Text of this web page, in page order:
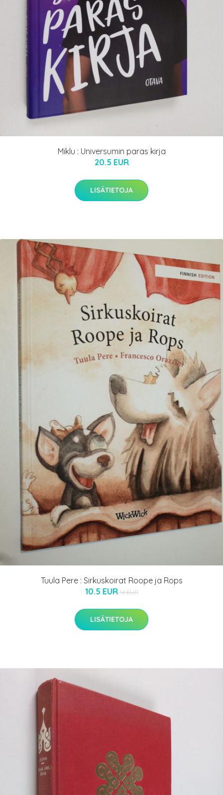
Miklu : Universumin paras kirja
20.5 EUR
LISÄTIETOJA
Tuula Pere : Sirkuskoirat Roope ja Rops
10.5 EUR 14 EUR
LISÄTIETOJA